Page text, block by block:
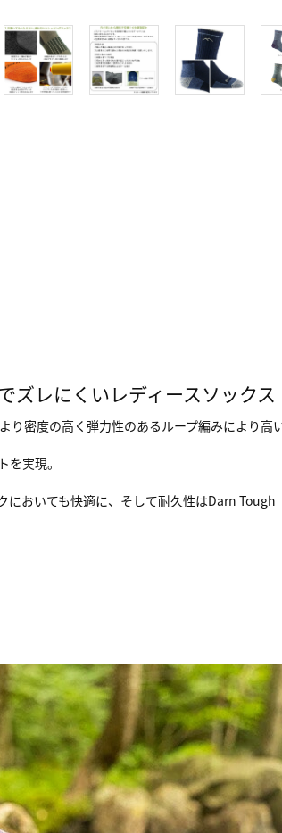
ズレにくいレディースソックス
り密度の高く弾力性のあるループ編みにより
実現。
おいても快適に、そして耐久性はDarn Tough